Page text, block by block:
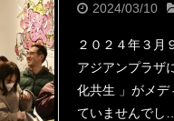
2024/03/10
２０２４年３月
アジアンプラザ
化共生 」がメデ
ていませんでし…